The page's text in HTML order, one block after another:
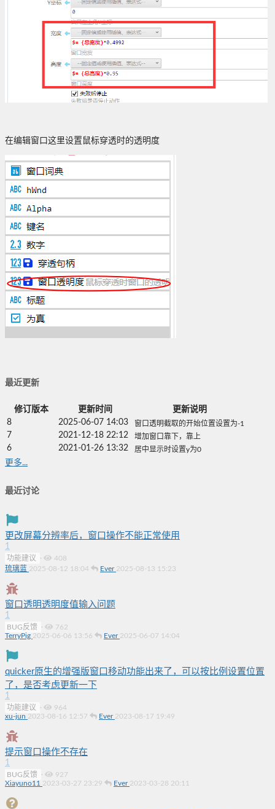
在编辑窗口这里设置鼠标穿透时的透明度
最近更新
修订版本 更新时间
更新说明
8
2025-06-07 14:03 窗口透明截取的开始位置设置为-1
7 2021-12-18 22:12 增加窗口靠下，靠上
6 2021-01-26 13:32 居中显示时设置y为0
更多...
最近讨论
更改屏幕分辨率后，窗口操作不能正常使用
1
功能建议 ·
408
琉璃蓝 2025-08-12 18:04 Ever 2025-08-13 15:23
窗口透明透明度值输入问题
1
BUG反馈 ·
762
TerryPig 2025-06-06 13:56 Ever 2025-06-07 14:04
quicker原生的增强版窗口移动功能出来了，可以按比例设置位置
了，是否考虑更新一下
1
功能建议 ·
964
xu-jun 2023-08-16 12:57 Ever 2023-08-17 19:49
提示窗口操作不存在
1
BUG反馈 ·
927
Xiayuno11 2023-03-27 23:29 Ever 2023-03-28 20:11